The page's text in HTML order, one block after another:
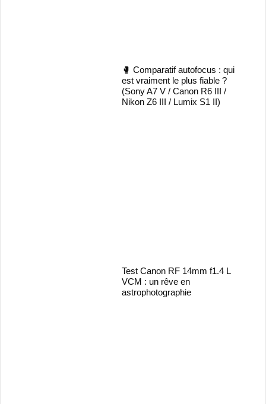
🥊 Comparatif autofocus : qui
est vraiment le plus fiable ?
(Sony A7 V / Canon R6 III /
Nikon Z6 III / Lumix S1 II)
Test Canon RF 14mm f1.4 L
VCM : un rêve en
astrophotographie